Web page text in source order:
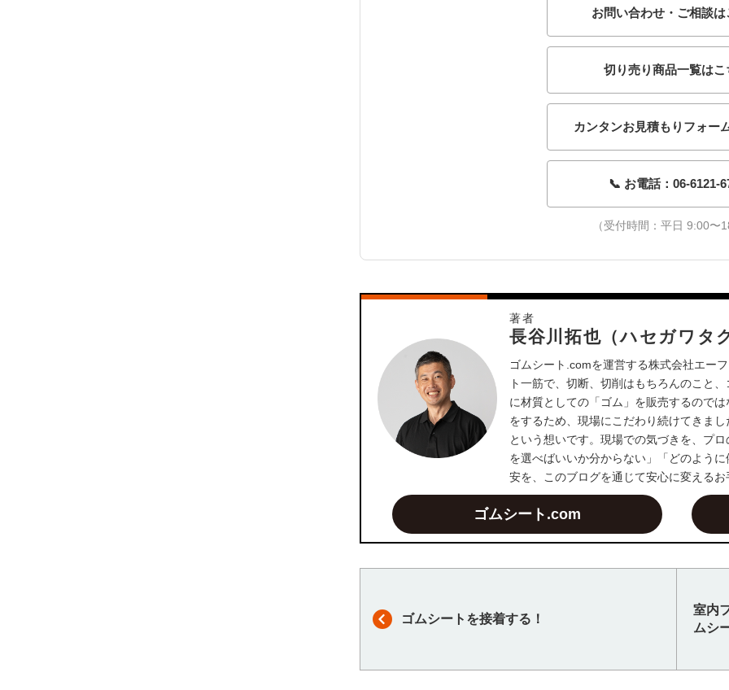
お問い合わせ・ご相談は
切り売り商品一覧はこ
カンタンお見積もりフォー
📞 お電話：06-6121-
（受付時間：平日 9:00〜
著者
長谷川拓也（ハセガワタ
ゴムシート.comを運営する株式会社エー
ト一筋で、切断、切削はもちろんのこと
に材質としての「ゴム」を販売するので
をするため、現場にこだわり続けてきま
という想いです。現場での気づきを、プ
を選べばいいか分からない」「どのよう
安を、このブログを通じて安心に変えるお
ゴムシート.com
ゴムシートを接着する！
室内
ムシ